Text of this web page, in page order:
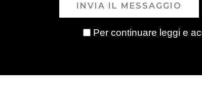
INVIA IL MESSAGGIO
Per continuare leggi e